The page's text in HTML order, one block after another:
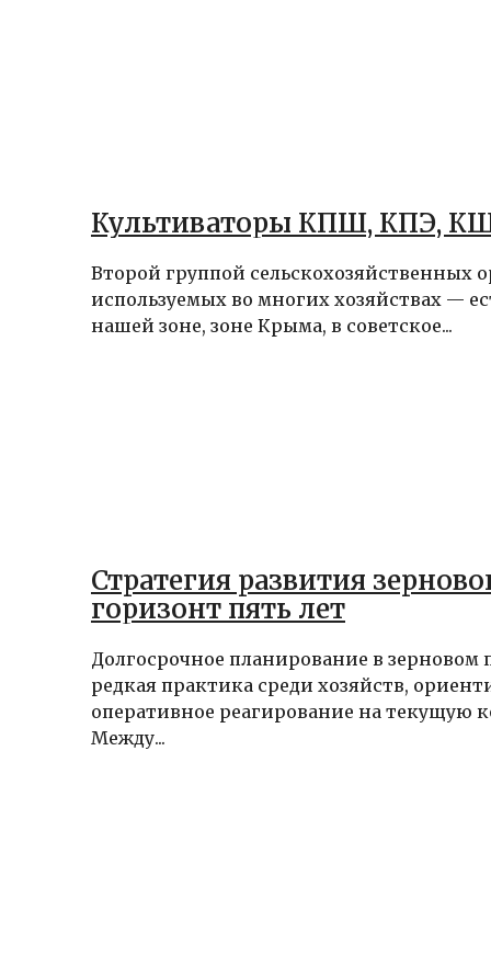
Культиваторы КПШ, КПЭ,
Второй группой сельскохозяйственных
используемых во многих хозяйствах —
нашей зоне, зоне Крыма, в советское...
Стратегия развития
горизонт пять лет
Долгосрочное планирование в зерновом
редкая практика среди хозяйств,
оперативное реагирование на текущую
Между...